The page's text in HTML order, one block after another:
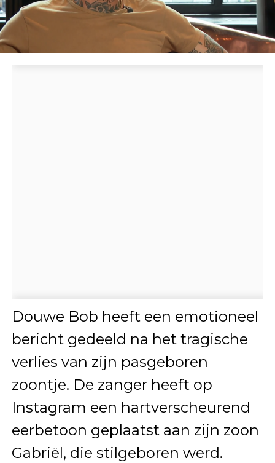
Douwe Bob heeft een emotioneel
bericht gedeeld na het tragische
verlies van zijn pasgeboren
zoontje. De zanger heeft op
Instagram een hartverscheurend
eerbetoon geplaatst aan zijn zoon
Gabriël, die stilgeboren werd.